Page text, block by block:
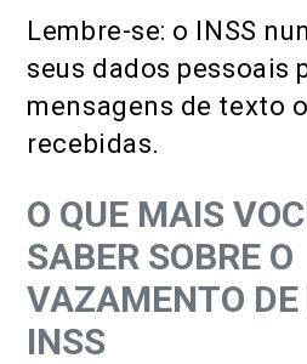
Lembre-se: o INSS
seus dados pessoais
mensagens de texto
recebidas.
O QUE MAIS
SABER SOBRE O
VAZAMENTO DE
INSS